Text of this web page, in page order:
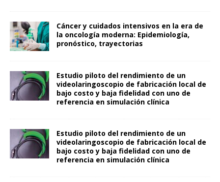
Cáncer y cuidados intensivos en la era de
la oncología moderna: Epidemiología,
pronóstico, trayectorias
Estudio piloto del rendimiento de un
videolaringoscopio de fabricación local de
bajo costo y baja fidelidad con uno de
referencia en simulación clínica
Estudio piloto del rendimiento de un
videolaringoscopio de fabricación local de
bajo costo y baja fidelidad con uno de
referencia en simulación clínica